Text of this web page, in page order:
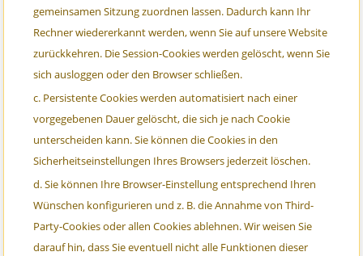
gemeinsamen Sitzung zuordnen lassen. Dadurch kann Ihr
Rechner wiedererkannt werden, wenn Sie auf unsere Website
zurückkehren. Die Session-Cookies werden gelöscht, wenn Sie
sich ausloggen oder den Browser schließen.
Persistente Cookies werden automatisiert nach einer
vorgegebenen Dauer gelöscht, die sich je nach Cookie
unterscheiden kann. Sie können die Cookies in den
Sicherheitseinstellungen Ihres Browsers jederzeit löschen.
Sie können Ihre Browser-Einstellung entsprechend Ihren
Wünschen konfigurieren und z. B. die Annahme von Third-
Party-Cookies oder allen Cookies ablehnen. Wir weisen Sie
darauf hin, dass Sie eventuell nicht alle Funktionen dieser